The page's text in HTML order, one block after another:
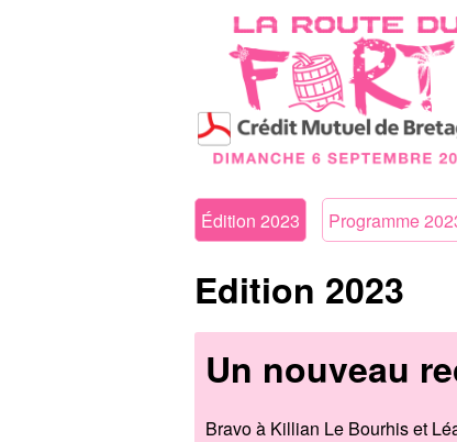
Édition 2023 Programme
Edition 2023
Un nouveau
Bravo à Killian Le Bourhis et